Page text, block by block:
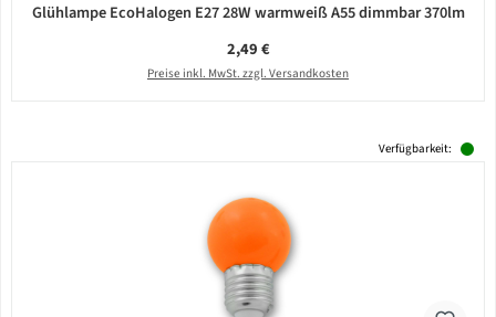
Glühlampe EcoHalogen E27 28W warmweiß A55 dimmbar 370lm
Regulärer Preis:
2,49 €
Preise inkl. MwSt. zzgl. Versandkosten
Verfügbarkeit: